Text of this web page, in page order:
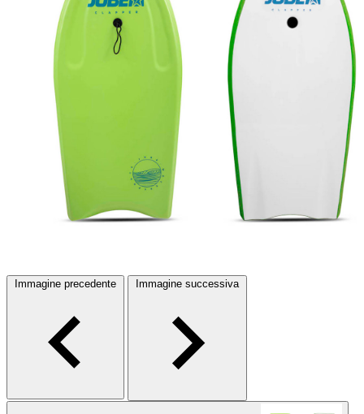
Immagine precedente Immagine successiva